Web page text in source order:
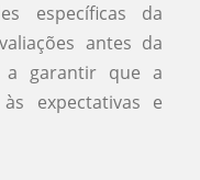
específicas da
antes da
a garantir que a
expectativas e